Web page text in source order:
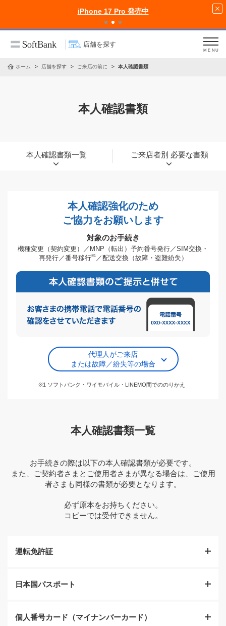
iPhone 17 Pro 発売中
店舗を探す
MENU
ホーム 店舗を探す ご来店の前に 本人確認書類
本人確認書類
本人確認書類一覧 ご来店者別 必要な書類
本人確認強化のため
ご協力をお願いします
対象のお手続き
機種変更（契約変更）／MNP（転出）予約番号発行／SIM交換・
再発行／番号移行※1 ／配送交換（故障・盗難紛失）
代理人がご来店
または故障／紛失等の場合
※1 ソフトバンク・ワイモバイル・LINEMO間でののりかえ
本人確認書類一覧
お手続きの際は以下の本人確認書類が必要です。
また、ご契約者さまとご使用者さまが異なる場合は、ご使用
者さまも同様の書類が必要となります。
必ず原本をお持ちください。
コピーでは受付できません。
運転免許証
顔写真、現住所が記載で各公安委員会発行で有効期限
確認書類の現住所と異なる場合は住民票やご本人さま
日本国パスポート
日本国政府発行の顔写真、氏名、生年月日、現住所が
個人番号カード（マイナンバーカード）